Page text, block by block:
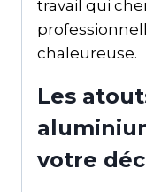
travail qui
chaleureuse.
Les
votre